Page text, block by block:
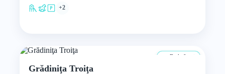
+2
De la 0 ani
Grădiniţa Troiţa